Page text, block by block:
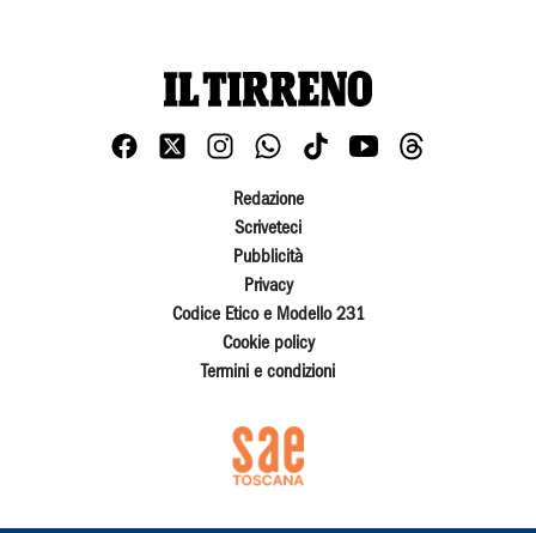
Redazione
Scriveteci
Pubblicità
Privacy
Codice Etico e Modello 231
Cookie policy
Termini e condizioni